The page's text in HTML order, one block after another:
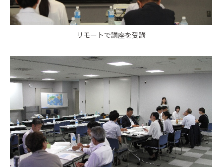
リモートで講座を受講